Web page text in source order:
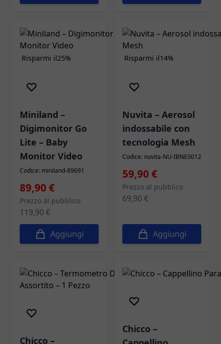
Risparmi il25%
Miniland –
Digimonitor Go
Lite – Baby
Monitor Video
Codice: miniland-89691
Prezzo speciale
89,90 €
Prezzo al pubblico
119,90 €
Aggiungi
Risparmi il14%
Nuvita – Aerosol
indossabile con
tecnologia Mesh
Codice: nuvita-NU-IBNE0012
Prezzo speciale
59,90 €
Prezzo al pubblico
69,90 €
Aggiungi
Chicco –
Chicco –